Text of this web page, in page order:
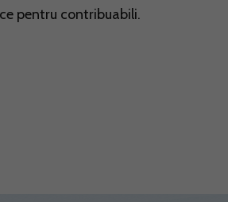
pentru contribuabili.